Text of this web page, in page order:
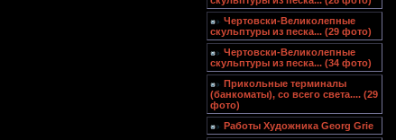
Чертовски-Великолепные
скульптуры из песка... (29 фото)
Чертовски-Великолепные
скульптуры из песка... (34 фото)
Прикольные терминалы
(банкоматы), со всего света.... (29
фото)
Работы Художника Georg Grie